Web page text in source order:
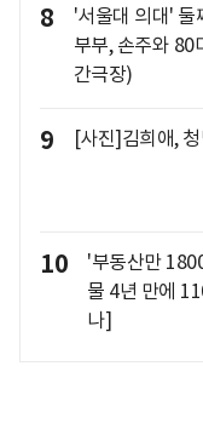
8
'서울대 의대'
부부, 손주와 80
간극장)
9 [사진]김희애,
10
'부동산만
물 4년 만에
나]